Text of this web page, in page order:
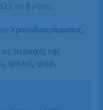
σε 8 μήνες
Χρονοδιαγράμματος.
περιοχές της
τρόλεϊ, τραμ.